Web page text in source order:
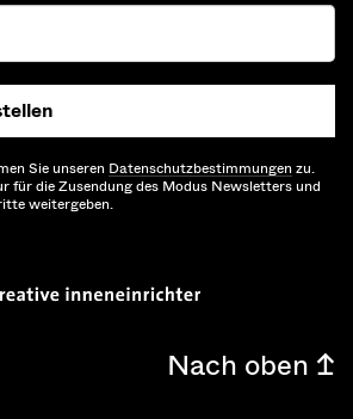
Sie unseren Datenschutz­bestimmungen zu.
für die Zusendung des Modus Newsletters und
weitergeben.
Nach oben ↥